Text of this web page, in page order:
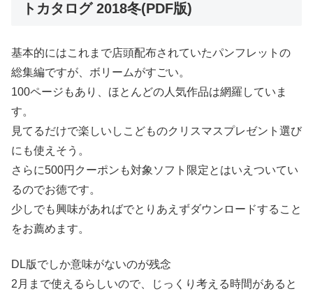
トカタログ 2018冬(PDF版)
基本的にはこれまで店頭配布されていたパンフレットの
総集編ですが、ボリームがすごい。
100ページもあり、ほとんどの人気作品は網羅していま
す。
見てるだけで楽しいしこどものクリスマスプレゼント選び
にも使えそう。
さらに500円クーポンも対象ソフト限定とはいえついてい
るのでお徳です。
少しでも興味があればでとりあえずダウンロードすること
をお薦めます。
DL版でしか意味がないのが残念
2月まで使えるらしいので、じっくり考える時間があると